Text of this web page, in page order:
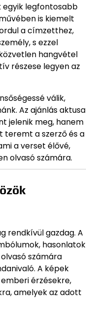
egyik legfontosabb
is kiemelt
a címzetthez,
s ezzel
hangvétel
részese legyen az
válik,
Az ajánlás aktusa
jelenik meg, hanem
teremt a szerző és a
a verset élővé,
olvasó számára.
rendkívül gazdag. A
hasonlatok
számára
A képek
érzésekre,
amelyek az adott